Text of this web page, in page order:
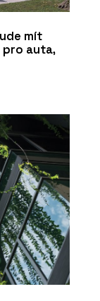
mít
pro auta,